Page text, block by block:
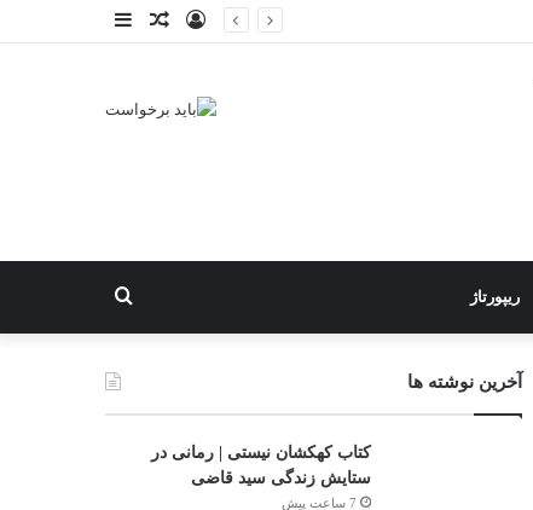
نوشته ورود
ریپورتاژ
برای
آخرین نوشته ها
کتاب کهکشان نیستی | رمانی در
ستایش زندگی سید قاضی
7 ساعت پیش